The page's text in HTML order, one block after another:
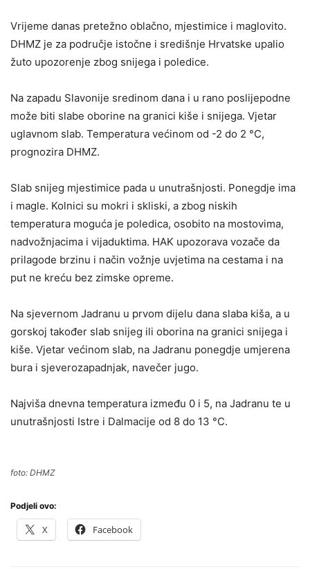
Vrijeme danas pretežno oblačno, mjestimice i maglovito.
DHMZ je za područje istočne i središnje Hrvatske upalio
žuto upozorenje zbog snijega i poledice.
Na zapadu Slavonije sredinom dana i u rano poslijepodne
može biti slabe oborine na granici kiše i snijega. Vjetar
uglavnom slab. Temperatura većinom od -2 do 2 °C,
prognozira DHMZ.
Slab snijeg mjestimice pada u unutrašnjosti. Ponegdje ima
i magle. Kolnici su mokri i skliski, a zbog niskih
temperatura moguća je poledica, osobito na mostovima,
nadvožnjacima i vijaduktima. HAK upozorava vozače da
prilagode brzinu i način vožnje uvjetima na cestama i na
put ne kreću bez zimske opreme.
Na sjevernom Jadranu u prvom dijelu dana slaba kiša, a u
gorskoj također slab snijeg ili oborina na granici snijega i
kiše. Vjetar većinom slab, na Jadranu ponegdje umjerena
bura i sjeverozapadnjak, navečer jugo.
Najviša dnevna temperatura između 0 i 5, na Jadranu te u
unutrašnjosti Istre i Dalmacije od 8 do 13 °C.
foto: DHMZ
Podjeli ovo:
X Facebook